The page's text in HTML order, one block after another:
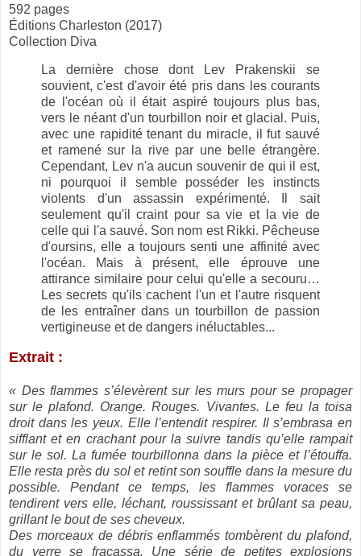
592 pages
Éditions Charleston (2017)
Collection Diva
La dernière chose dont Lev Prakenskii se
souvient, c'est d'avoir été pris dans les courants
de l'océan où il était aspiré toujours plus bas,
vers le néant d'un tourbillon noir et glacial. Puis,
avec une rapidité tenant du miracle, il fut sauvé
et ramené sur la rive par une belle étrangère.
Cependant, Lev n'a aucun souvenir de qui il est,
ni pourquoi il semble posséder les instincts
violents d'un assassin expérimenté. Il sait
seulement qu'il craint pour sa vie et la vie de
celle qui l'a sauvé. Son nom est Rikki. Pêcheuse
d'oursins, elle a toujours senti une affinité avec
l'océan. Mais à présent, elle éprouve une
attirance similaire pour celui qu'elle a secouru…
Les secrets qu'ils cachent l'un et l'autre risquent
de les entraîner dans un tourbillon de passion
vertigineuse et de dangers inéluctables...
Extrait :
« Des flammes s’élevèrent sur les murs pour se propager
sur le plafond. Orange. Rouges. Vivantes. Le feu la toisa
droit dans les yeux. Elle l’entendit respirer. Il s’embrasa en
sifflant et en crachant pour la suivre tandis qu’elle rampait
sur le sol. La fumée tourbillonna dans la pièce et l’étouffa.
Elle resta près du sol et retint son souffle dans la mesure du
possible. Pendant ce temps, les flammes voraces se
tendirent vers elle, léchant, roussissant et brûlant sa peau,
grillant le bout de ses cheveux.
Des morceaux de débris enflammés tombèrent du plafond,
du verre se fracassa. Une série de petites explosions